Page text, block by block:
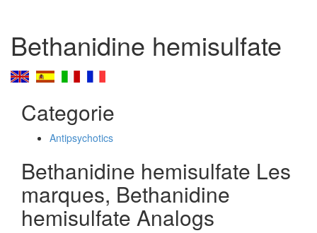
Bethanidine hemisulfate
Categorie
Antipsychotics
Bethanidine hemisulfate Les
marques, Bethanidine
hemisulfate Analogs